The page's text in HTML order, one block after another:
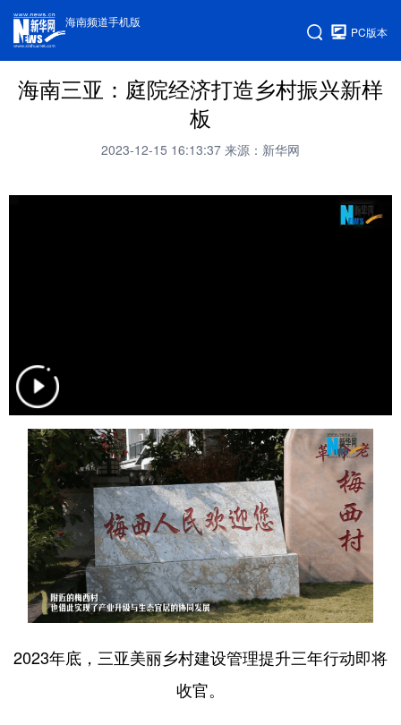
海南频道手机版
PC版本
海南三亚：庭院经济打造乡村振兴新样
板
2023-12-15 16:13:37 来源：新华网
2023年底，三亚美丽乡村建设管理提升三年行动即将
收官。